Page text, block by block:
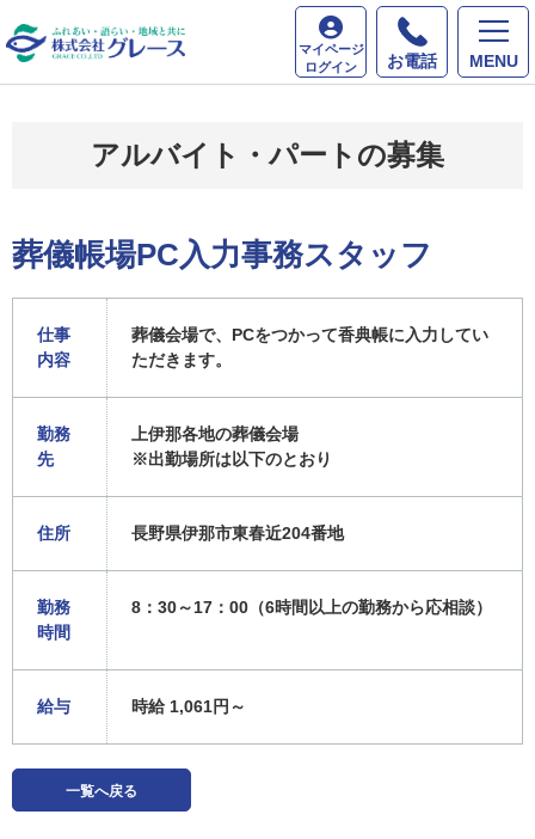
MENU
お電話
マイページ
ログイン
ホーム 採用情報 葬儀帳場PC入力事務スタッフ
アルバイト・パートの募集
葬儀帳場PC入力事務スタッフ
仕事
内容
葬儀会場で、PCをつかって香典帳に入力してい
ただきます。
勤務
先
上伊那各地の葬儀会場
※出勤場所は以下のとおり
住所 長野県伊那市東春近204番地
勤務
時間
8：30～17：00（6時間以上の勤務から応相談）
給与 時給 1,061円～
一覧へ戻る